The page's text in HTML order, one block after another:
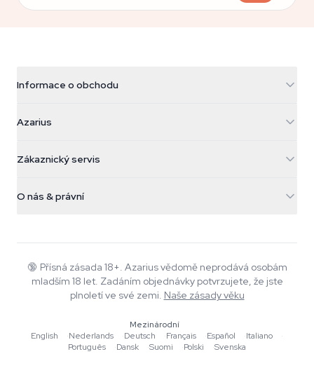
Informace o obchodu
Galvaniweg 11
Nederland
+31(0)204897914
Azarius
Kouzelné houby
Smokeshop
Zákaznický servis
Pravidla vrácení
Časté dotazy
Zásady ochrany osobních údajů
O nás & právní
Wiki
Blog
Hudba
Redakční standardy
Nástroje a kalkulačky
🔞 Přísná zásada 18+. Azarius vědomě neprodává osobám
mladším 18 let. Zadáním objednávky potvrzujete, že jste
plnoletí ve své zemi. Naše zásady věku
Mezinárodní
English
·Nederlands ·Deutsch ·Français ·Español ·Italiano
·
Português
·Dansk ·Suomi ·Polski ·Svenska